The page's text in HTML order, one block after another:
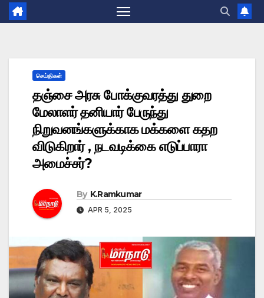
செய்திகள்
தஞ்சை அரசு போக்குவரத்து துறை
மேலாளர் தனியார் பேருந்து
நிறுவனங்களுக்காக மக்களை கதற
விடுகிறார் , நடவடிக்கை எடுப்பாரா
அமைச்சர்?
By K.Ramkumar
APR 5, 2025